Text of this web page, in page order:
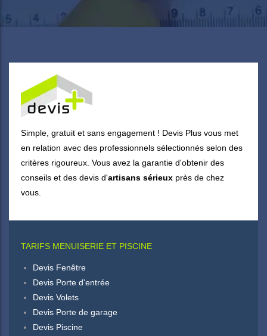
Simple, gratuit et sans engagement ! Devis Plus vous met
en relation avec des professionnels sélectionnés selon des
critères rigoureux. Vous avez la garantie d'obtenir des
conseils et des devis d'artisans sérieux près de chez
vous.
TARIFS MENUISERIE ET PISCINE
Devis Fenêtre
Devis Porte d'entrée
Devis Volets
Devis Porte de garage
Devis Piscine